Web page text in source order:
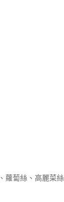
蔔絲、高麗菜